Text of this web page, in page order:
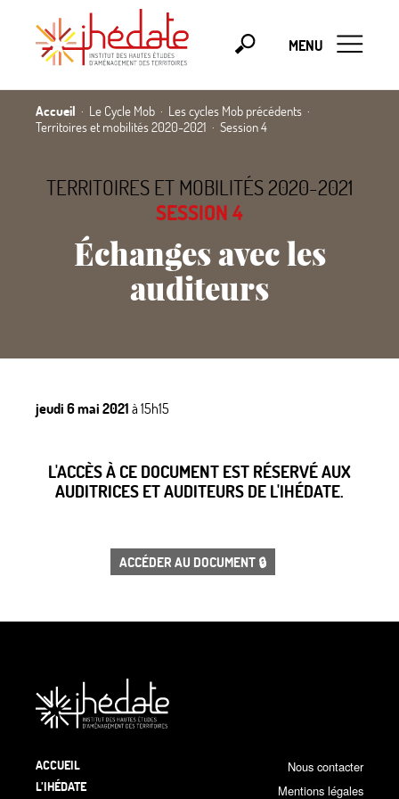
MENU
Accueil Le Cycle Mob
Les cycles Mob précédents
Territoires et mobilités 2020-2021
Session 4
TERRITOIRES ET MOBILITÉS 2020-2021
SESSION 4
Échanges avec les
auditeurs
jeudi 6 mai 2021à 15h15
L'ACCÈS À CE DOCUMENT EST RÉSERVÉ AUX
AUDITRICES ET AUDITEURS DE L'IHÉDATE.
ACCÉDER AU DOCUMENT 🔒
ACCUEIL
L’IHÉDATE
Nous contacter
Mentions légales